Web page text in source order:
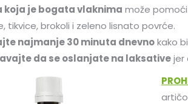
koja je bogata vlaknima može
tikvice, brokoli i zeleno lisnato povrće.
najmanje 30 minuta dnevnokako
da se oslanjate na laksativejer